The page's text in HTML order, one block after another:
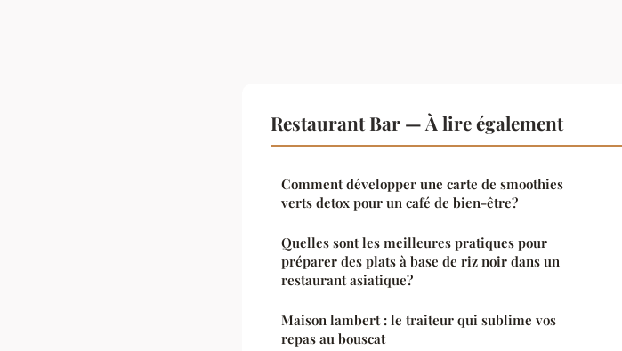
Restaurant Bar — À lire également
Comment développer une carte de smoothies
verts detox pour un café de bien-être?
Quelles sont les meilleures pratiques pour
préparer des plats à base de riz noir dans un
restaurant asiatique?
Maison lambert : le traiteur qui sublime vos
repas au bouscat